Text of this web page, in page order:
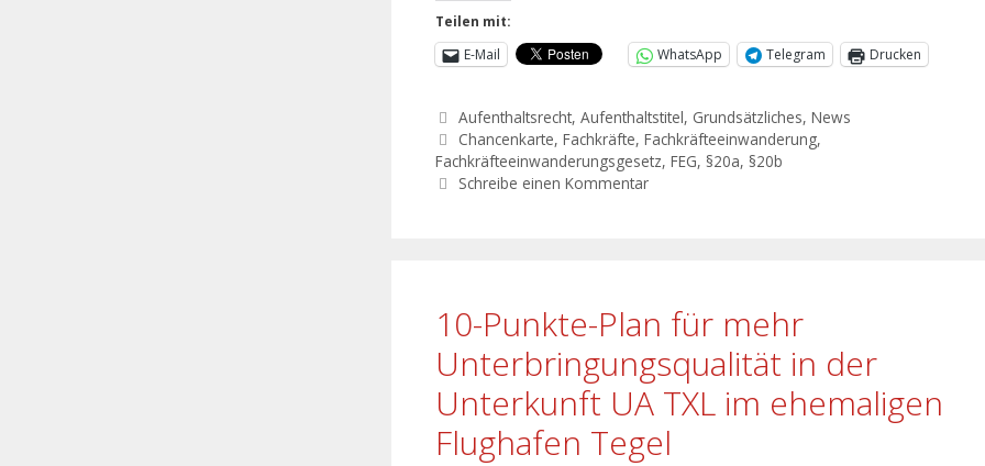
Teilen mit:
E-Mail
WhatsApp Telegram Drucken
Aufenthaltsrecht,Aufenthaltstitel, Grundsätzliches,News
Chancenkarte,Fachkräfte,Fachkräfteeinwanderung,
Fachkräfteeinwanderungsgesetz, FEG, §20a, §20b
Schreibe einen Kommentar
10-Punkte-Plan für mehr
Unterbringungsqualität in der
Unterkunft UA TXL im ehemaligen
Flughafen Tegel